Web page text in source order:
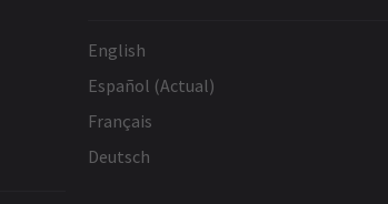
English
Español (Actual)
Français
Deutsch